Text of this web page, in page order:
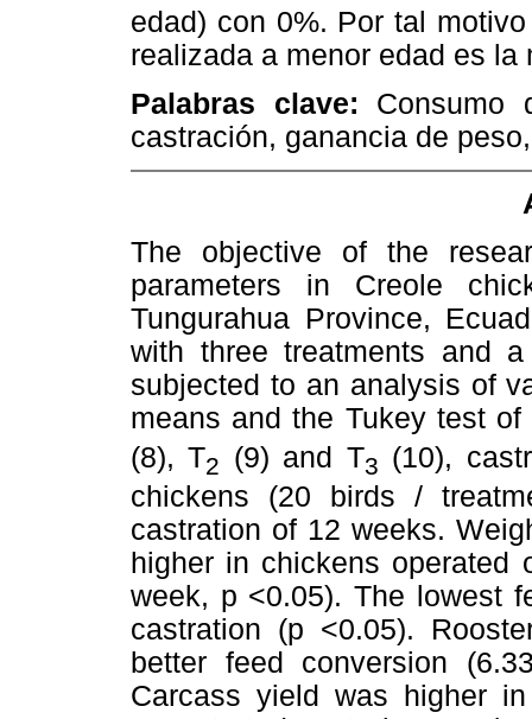
edad) con 0%. Por tal
realizada a menor edad es la
Palabras clave: Consumo
castración, ganancia de
The objective of the
parameters in Creole
Tungurahua Province,
with three treatments and
subjected to an analysis of
means and the Tukey test
(8), T2 (9) and T3 (10),
chickens (20 birds /
castration of 12 weeks.
higher in chickens
week, p <0.05). The lowest
castration (p <0.05).
better feed conversion
Carcass yield was higher